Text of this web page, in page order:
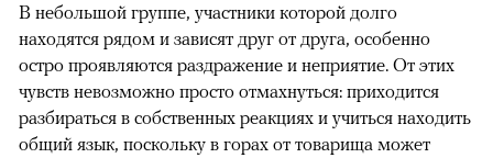
В небольшой группе, участники которой долго
находятся рядом и зависят друг от друга, особенно
остро проявляются раздражение и неприятие. От этих
чувств невозможно просто отмахнуться: приходится
разбираться в собственных реакциях и учиться находить
общий язык, поскольку в горах от товарища может